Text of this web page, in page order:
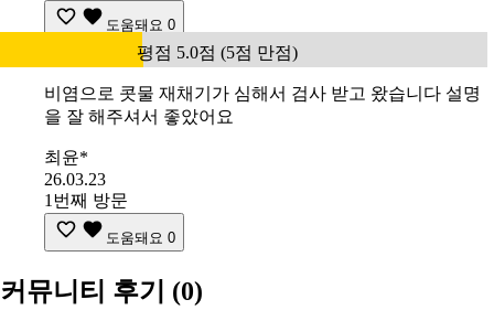
도움돼요 0
평점 5.0점 (5점 만점)
비염으로 콧물 재채기가 심해서 검사 받고 왔습니다 설명
을 잘 해주셔서 좋았어요
최윤*
26.03.23
1번째 방문
도움돼요 0
커뮤니티 후기 (0)